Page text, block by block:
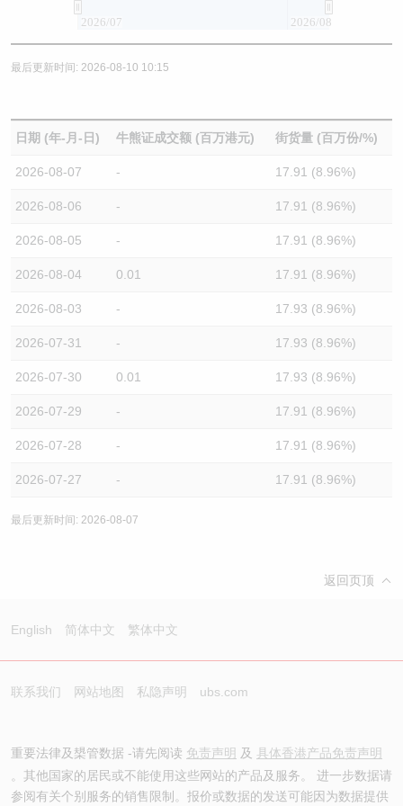
2026/07 2026/08
最后更新时间: 2026-08-10 10:15
日期 (年-月-日) 牛熊证成交额 (百万港元) 街货量 (百万份/%)
2026-08-07 - 17.91 (8.96%)
2026-08-06 - 17.91 (8.96%)
2026-08-05 - 17.91 (8.96%)
2026-08-04 0.01 17.91 (8.96%)
2026-08-03 - 17.93 (8.96%)
2026-07-31 - 17.93 (8.96%)
2026-07-30 0.01 17.93 (8.96%)
2026-07-29 - 17.91 (8.96%)
2026-07-28 - 17.91 (8.96%)
2026-07-27 - 17.91 (8.96%)
最后更新时间: 2026-08-07
返回页顶
English 简体中文 繁体中文
联系我们 网站地图 私隐声明 ubs.com
重要法律及槼管数据 -请先阅读 免责声明 及 具体香港产品免责声明
。其他国家的居民或不能使用这些网站的产品及服务。 进一步数据请
参阅有关个别服务的销售限制。报价或数据的发送可能因为数据提供